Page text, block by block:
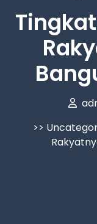
>>